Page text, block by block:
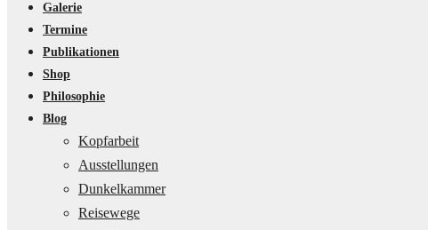
Galerie
Termine
Publikationen
Shop
Philosophie
Blog
Kopfarbeit
Ausstellungen
Dunkelkammer
Reisewege